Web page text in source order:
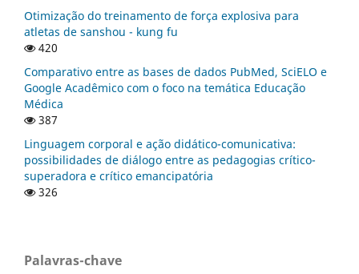
Otimização do treinamento de força explosiva para
atletas de sanshou - kung fu
420
Comparativo entre as bases de dados PubMed, SciELO e
Google Acadêmico com o foco na temática Educação
Médica
387
Linguagem corporal e ação didático-comunicativa:
possibilidades de diálogo entre as pedagogias crítico-
superadora e crítico emancipatória
326
Palavras-chave